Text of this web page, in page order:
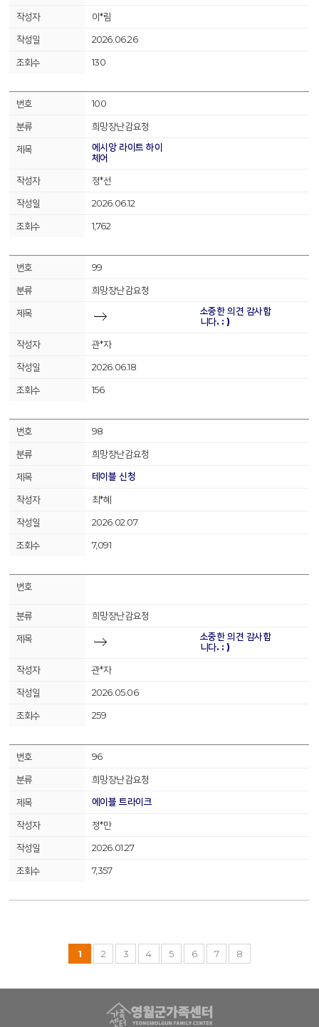
이*림
2026.06.26
130
100
희망장난감요청
에시앙 라이트 하이
체어
정*선
2026.06.12
1,762
99
희망장난감요청
소중한 의견 감사합
니다. : )
관*자
2026.06.18
156
98
희망장난감요청
테이블 신청
최*혜
2026.02.07
7,091
희망장난감요청
소중한 의견 감사합
니다. : )
관*자
2026.05.06
259
96
희망장난감요청
에이블 트라이크
정*만
2026.01.27
7,357
1 2 3 4 5 6 7 8